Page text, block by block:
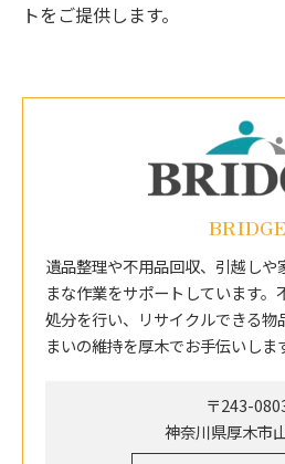
トをご提供します。
BRIDGE
遺品整理や不用品回収、引越しや
まな作業をサポートしています。
処分を行い、リサイクルできる物
まいの維持を厚木でお手伝いしま
〒243-
神奈川県厚木市